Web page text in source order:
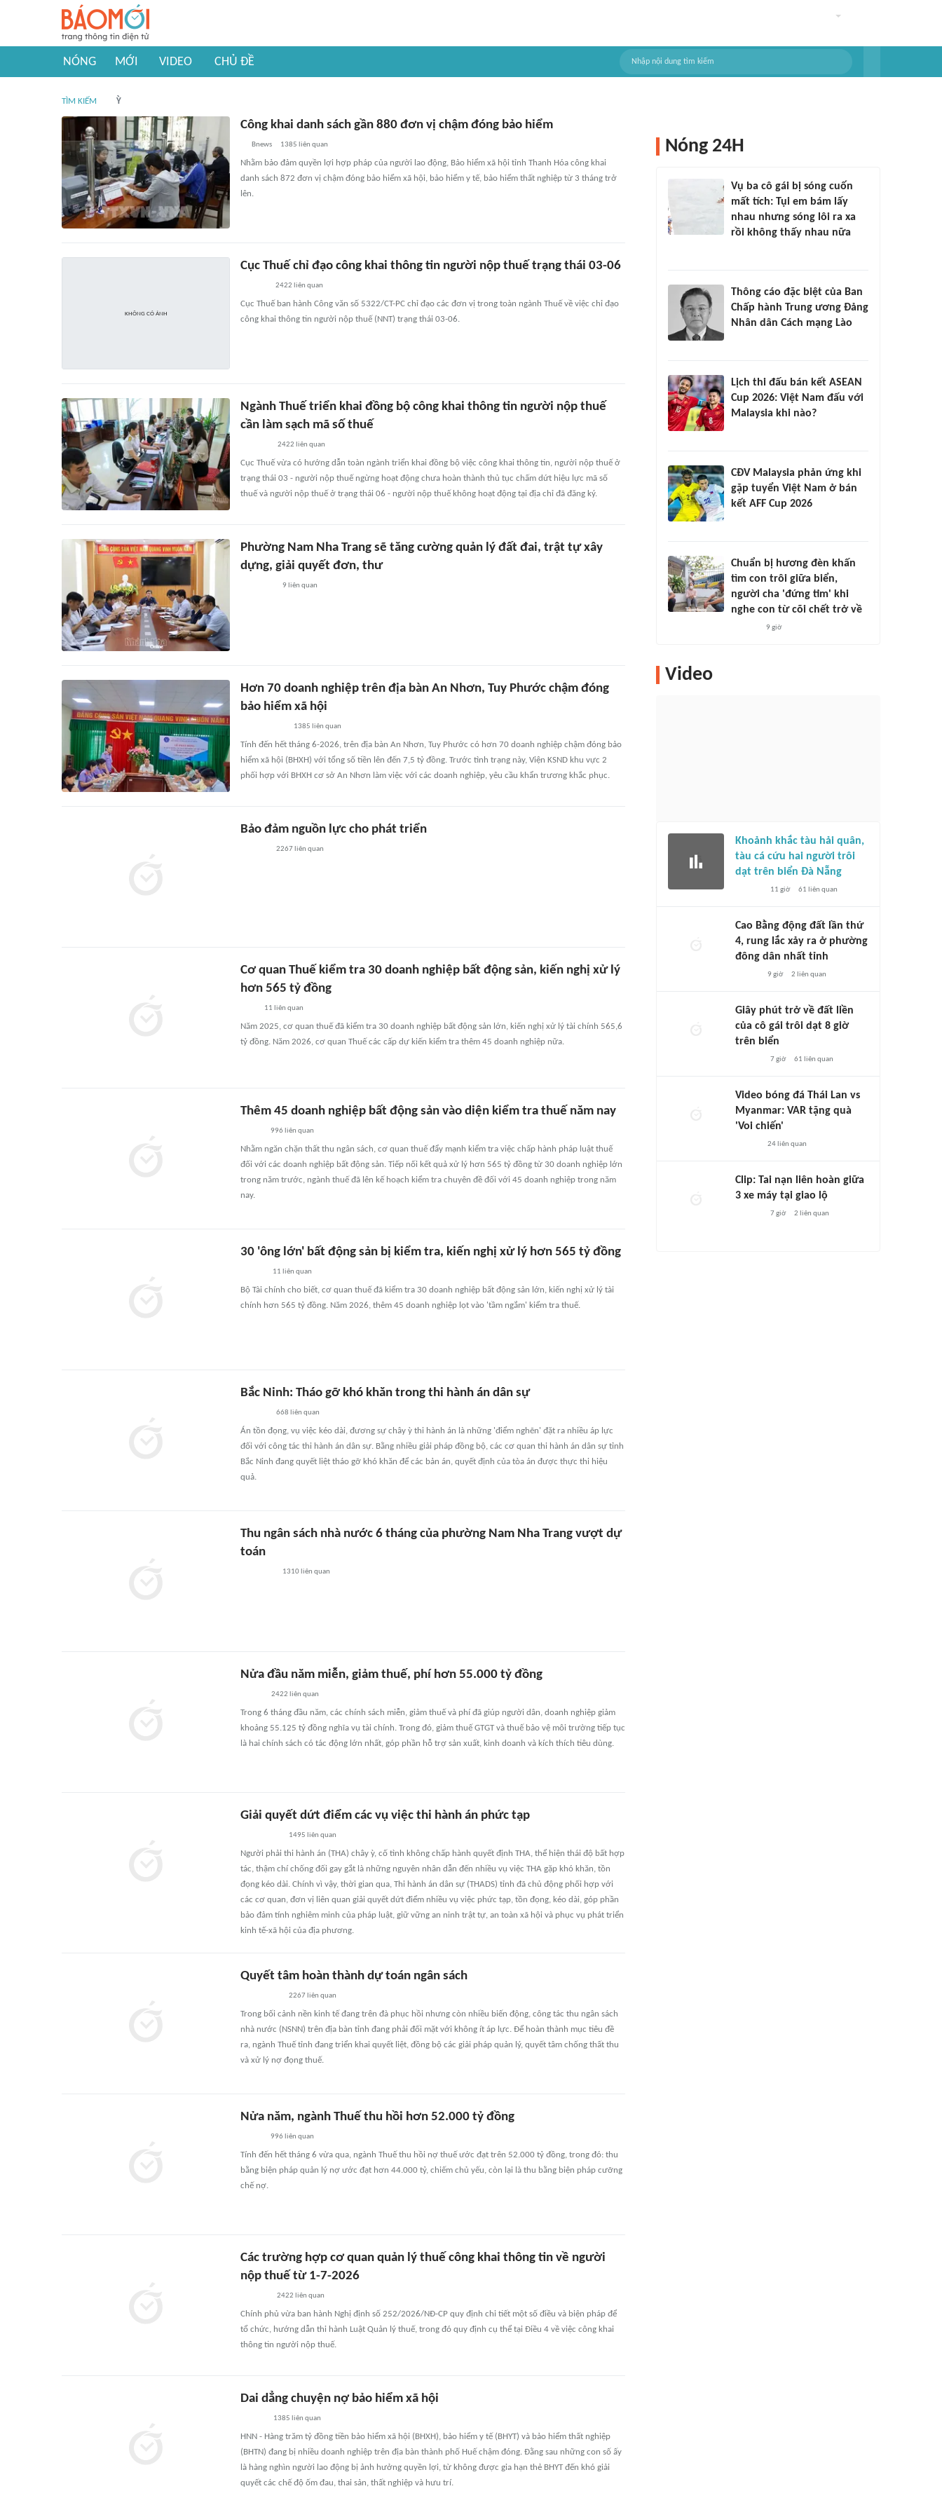
NÓNG MỚI VIDEO CHỦ ĐỀ
TÌM KIẾM Ỳ
Công khai danh sách gần 880 đơn vị chậm đóng bảo hiểm
Bnews 1385 liên quan
Nhằm bảo đảm quyền lợi hợp pháp của người lao động, Bảo hiểm xã hội tỉnh Thanh Hóa công khai
danh sách 872 đơn vị chậm đóng bảo hiểm xã hội, bảo hiểm y tế, bảo hiểm thất nghiệp từ 3 tháng trở
lên.
Cục Thuế chỉ đạo công khai thông tin người nộp thuế trạng thái 03-06
2422 liên quan
Cục Thuế ban hành Công văn số 5322/CT-PC chỉ đạo các đơn vị trong toàn ngành Thuế về việc chỉ đạo
công khai thông tin người nộp thuế (NNT) trạng thái 03-06.
Ngành Thuế triển khai đồng bộ công khai thông tin người nộp thuế
cần làm sạch mã số thuế
2422 liên quan
Cục Thuế vừa có hướng dẫn toàn ngành triển khai đồng bộ việc công khai thông tin, người nộp thuế ở
trạng thái 03 - người nộp thuế ngừng hoạt động chưa hoàn thành thủ tục chấm dứt hiệu lực mã số
thuế và người nộp thuế ở trạng thái 06 - người nộp thuế không hoạt động tại địa chỉ đã đăng ký.
Phường Nam Nha Trang sẽ tăng cường quản lý đất đai, trật tự xây
dựng, giải quyết đơn, thư
9 liên quan
Hơn 70 doanh nghiệp trên địa bàn An Nhơn, Tuy Phước chậm đóng
bảo hiểm xã hội
1385 liên quan
Tính đến hết tháng 6-2026, trên địa bàn An Nhơn, Tuy Phước có hơn 70 doanh nghiệp chậm đóng bảo
hiểm xã hội (BHXH) với tổng số tiền lên đến 7,5 tỷ đồng. Trước tình trạng này, Viện KSND khu vực 2
phối hợp với BHXH cơ sở An Nhơn làm việc với các doanh nghiệp, yêu cầu khẩn trương khắc phục.
Bảo đảm nguồn lực cho phát triển
2267 liên quan
Cơ quan Thuế kiểm tra 30 doanh nghiệp bất động sản, kiến nghị xử lý
hơn 565 tỷ đồng
11 liên quan
Năm 2025, cơ quan thuế đã kiểm tra 30 doanh nghiệp bất động sản lớn, kiến nghị xử lý tài chính 565,6
tỷ đồng. Năm 2026, cơ quan Thuế các cấp dự kiến kiểm tra thêm 45 doanh nghiệp nữa.
Thêm 45 doanh nghiệp bất động sản vào diện kiểm tra thuế năm nay
996 liên quan
Nhằm ngăn chặn thất thu ngân sách, cơ quan thuế đẩy mạnh kiểm tra việc chấp hành pháp luật thuế
đối với các doanh nghiệp bất động sản. Tiếp nối kết quả xử lý hơn 565 tỷ đồng từ 30 doanh nghiệp lớn
trong năm trước, ngành thuế đã lên kế hoạch kiểm tra chuyên đề đối với 45 doanh nghiệp trong năm
nay.
30 'ông lớn' bất động sản bị kiểm tra, kiến nghị xử lý hơn 565 tỷ đồng
11 liên quan
Bộ Tài chính cho biết, cơ quan thuế đã kiểm tra 30 doanh nghiệp bất động sản lớn, kiến nghị xử lý tài
chính hơn 565 tỷ đồng. Năm 2026, thêm 45 doanh nghiệp lọt vào 'tầm ngắm' kiểm tra thuế.
Bắc Ninh: Tháo gỡ khó khăn trong thi hành án dân sự
668 liên quan
Án tồn đọng, vụ việc kéo dài, đương sự chây ỳ thi hành án là những 'điểm nghẽn' đặt ra nhiều áp lực
đối với công tác thi hành án dân sự. Bằng nhiều giải pháp đồng bộ, các cơ quan thi hành án dân sự tỉnh
Bắc Ninh đang quyết liệt tháo gỡ khó khăn để các bản án, quyết định của tòa án được thực thi hiệu
quả.
Thu ngân sách nhà nước 6 tháng của phường Nam Nha Trang vượt dự
toán
1310 liên quan
Nửa đầu năm miễn, giảm thuế, phí hơn 55.000 tỷ đồng
2422 liên quan
Trong 6 tháng đầu năm, các chính sách miễn, giảm thuế và phí đã giúp người dân, doanh nghiệp giảm
khoảng 55.125 tỷ đồng nghĩa vụ tài chính. Trong đó, giảm thuế GTGT và thuế bảo vệ môi trường tiếp tục
là hai chính sách có tác động lớn nhất, góp phần hỗ trợ sản xuất, kinh doanh và kích thích tiêu dùng.
Giải quyết dứt điểm các vụ việc thi hành án phức tạp
1495 liên quan
Người phải thi hành án (THA) chây ỳ, cố tình không chấp hành quyết định THA, thể hiện thái độ bất hợp
tác, thậm chí chống đối gay gắt là những nguyên nhân dẫn đến nhiều vụ việc THA gặp khó khăn, tồn
đọng kéo dài. Chính vì vậy, thời gian qua, Thi hành án dân sự (THADS) tỉnh đã chủ động phối hợp với
các cơ quan, đơn vị liên quan giải quyết dứt điểm nhiều vụ việc phức tạp, tồn đọng, kéo dài, góp phần
bảo đảm tính nghiêm minh của pháp luật, giữ vững an ninh trật tự, an toàn xã hội và phục vụ phát triển
kinh tế-xã hội của địa phương.
Quyết tâm hoàn thành dự toán ngân sách
2267 liên quan
Trong bối cảnh nền kinh tế đang trên đà phục hồi nhưng còn nhiều biến động, công tác thu ngân sách
nhà nước (NSNN) trên địa bàn tỉnh đang phải đối mặt với không ít áp lực. Để hoàn thành mục tiêu đề
ra, ngành Thuế tỉnh đang triển khai quyết liệt, đồng bộ các giải pháp quản lý, quyết tâm chống thất thu
và xử lý nợ đọng thuế.
Nửa năm, ngành Thuế thu hồi hơn 52.000 tỷ đồng
996 liên quan
Tính đến hết tháng 6 vừa qua, ngành Thuế thu hồi nợ thuế ước đạt trên 52.000 tỷ đồng, trong đó: thu
bằng biện pháp quản lý nợ ước đạt hơn 44.000 tỷ, chiếm chủ yếu, còn lại là thu bằng biện pháp cưỡng
chế nợ.
Các trường hợp cơ quan quản lý thuế công khai thông tin về người
nộp thuế từ 1-7-2026
2422 liên quan
Chính phủ vừa ban hành Nghị định số 252/2026/NĐ-CP quy định chi tiết một số điều và biện pháp để
tổ chức, hướng dẫn thi hành Luật Quản lý thuế, trong đó quy định cụ thể tại Điều 4 về việc công khai
thông tin người nộp thuế.
Dai dẳng chuyện nợ bảo hiểm xã hội
1385 liên quan
HNN - Hàng trăm tỷ đồng tiền bảo hiểm xã hội (BHXH), bảo hiểm y tế (BHYT) và bảo hiểm thất nghiệp
(BHTN) đang bị nhiều doanh nghiệp trên địa bàn thành phố Huế chậm đóng. Đằng sau những con số ấy
là hàng nghìn người lao động bị ảnh hưởng quyền lợi, từ không được gia hạn thẻ BHYT đến khó giải
quyết các chế độ ốm đau, thai sản, thất nghiệp và hưu trí.
Nóng 24H
Vụ ba cô gái bị sóng cuốn
mất tích: Tụi em bám lấy
nhau nhưng sóng lôi ra xa
rồi không thấy nhau nữa
Thông cáo đặc biệt của Ban
Chấp hành Trung ương Đảng
Nhân dân Cách mạng Lào
Lịch thi đấu bán kết ASEAN
Cup 2026: Việt Nam đấu với
Malaysia khi nào?
CĐV Malaysia phản ứng khi
gặp tuyển Việt Nam ở bán
kết AFF Cup 2026
Chuẩn bị hương đèn khấn
tìm con trôi giữa biển,
người cha 'đứng tim' khi
nghe con từ cõi chết trở về
9 giờ
Video
Khoảnh khắc tàu hải quân,
tàu cá cứu hai người trôi
dạt trên biển Đà Nẵng
11 giờ 61 liên quan
Cao Bằng động đất lần thứ
4, rung lắc xảy ra ở phường
đông dân nhất tỉnh
9 giờ 2 liên quan
Giây phút trở về đất liền
của cô gái trôi dạt 8 giờ
trên biển
7 giờ 61 liên quan
Video bóng đá Thái Lan vs
Myanmar: VAR tặng quà
'Voi chiến'
24liên quan
Clip: Tai nạn liên hoàn giữa
3 xe máy tại giao lộ
7 giờ 2 liên quan